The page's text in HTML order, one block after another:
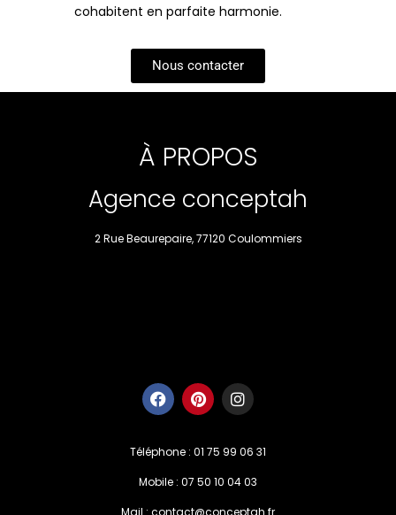
cohabitent en parfaite harmonie.
Nous contacter
À PROPOS
Agence conceptah
2 Rue Beaurepaire, 77120 Coulommiers
Téléphone : 01 75 99 06 31
Mobile : 07 50 10 04 03
Mail : contact@conceptah.fr